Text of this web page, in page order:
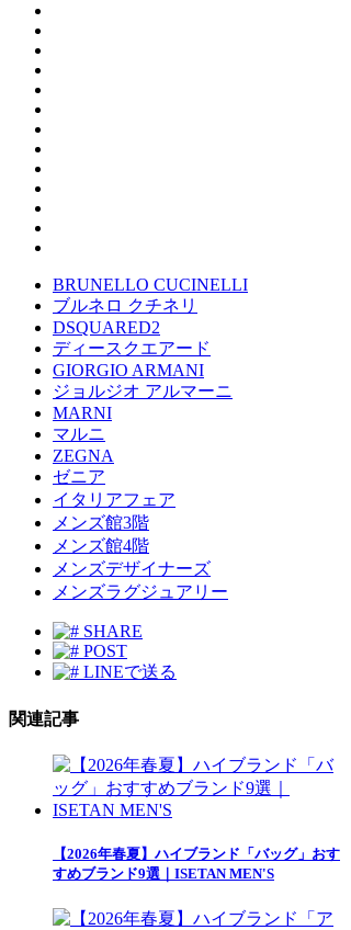
BRUNELLO CUCINELLI
ブルネロ クチネリ
DSQUARED2
ディースクエアード
GIORGIO ARMANI
ジョルジオ アルマーニ
MARNI
マルニ
ZEGNA
ゼニア
イタリアフェア
メンズ館3階
メンズ館4階
メンズデザイナーズ
メンズラグジュアリー
SHARE
POST
LINEで送る
関連記事
【2026年春夏】ハイブランド「バッグ」おす
すめブランド9選｜ISETAN MEN'S